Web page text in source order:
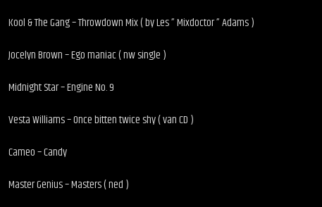
Kool & The Gang – Throwdown Mix ( by Les ” Mixdoctor ” Adams )
Jocelyn Brown – Ego maniac ( nw single )
Midnight Star – Engine No. 9
Vesta Williams – Once bitten twice shy ( van CD )
Cameo – Candy
Master Genius – Masters ( ned )